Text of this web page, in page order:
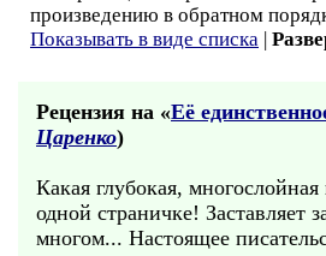
произведению в обратном
Показывать в виде списка |
Рецензия на «Её
Царенко)
Какая глубокая,
одной страничке! Заставляет
многом... Настоящее